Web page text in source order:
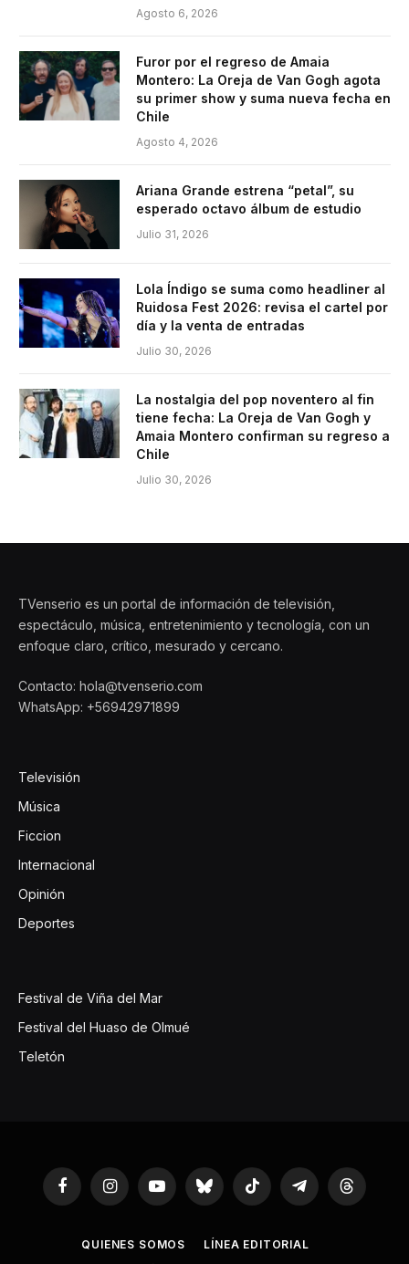
Agosto 6, 2026
Furor por el regreso de Amaia
Montero: La Oreja de Van Gogh agota
su primer show y suma nueva fecha en
Chile
Agosto 4, 2026
Ariana Grande estrena “petal”, su
esperado octavo álbum de estudio
Julio 31, 2026
Lola Índigo se suma como headliner al
Ruidosa Fest 2026: revisa el cartel por
día y la venta de entradas
Julio 30, 2026
La nostalgia del pop noventero al fin
tiene fecha: La Oreja de Van Gogh y
Amaia Montero confirman su regreso a
Chile
Julio 30, 2026
TVenserio es un portal de información de televisión,
espectáculo, música, entretenimiento y tecnología, con un
enfoque claro, crítico, mesurado y cercano.
Contacto: hola@tvenserio.com
WhatsApp: +56942971899
Televisión
Música
Ficcion
Internacional
Opinión
Deportes
Festival de Viña del Mar
Festival del Huaso de Olmué
Teletón
FacebookInstagramYouTubeBluesky TikTok TelegramThreads
QUIENES SOMOS LÍNEA EDITORIAL